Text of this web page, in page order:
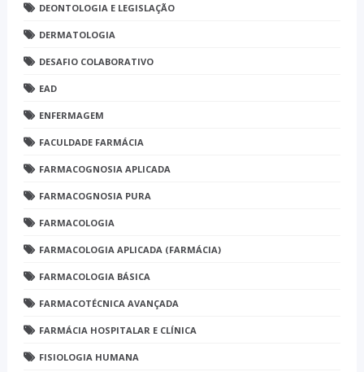
DEONTOLOGIA E LEGISLAÇÃO
DERMATOLOGIA
DESAFIO COLABORATIVO
EAD
ENFERMAGEM
FACULDADE FARMÁCIA
FARMACOGNOSIA APLICADA
FARMACOGNOSIA PURA
FARMACOLOGIA
FARMACOLOGIA APLICADA (FARMÁCIA)
FARMACOLOGIA BÁSICA
FARMACOTÉCNICA AVANÇADA
FARMÁCIA HOSPITALAR E CLÍNICA
FISIOLOGIA HUMANA